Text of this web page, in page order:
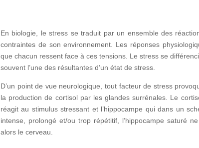
En biologie, le stress se traduit par un ensemble des
contraintes de son environnement. Les réponses
que chacun ressent face à ces tensions. Le stress se
souvent l’une des résultantes d’un état de stress.
D’un point de vue neurologique, tout facteur de stress
la production de cortisol par les glandes surrénales. Le
réagit au stimulus stressant et l’hippocampe qui dans un
intense, prolongé et/ou trop répétitif, l’hippocampe saturé
alors le cerveau.